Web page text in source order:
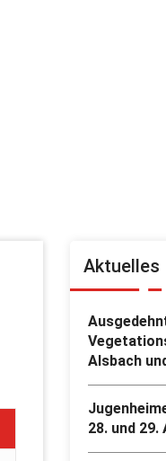
Aktuelles
Alsbach
28. und 29.